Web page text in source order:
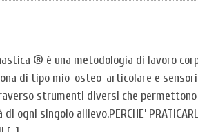
® è una metodologia di lavoro
di tipo mio-osteo-articolare e
strumenti diversi che
ogni singolo allievo.PERCHE’